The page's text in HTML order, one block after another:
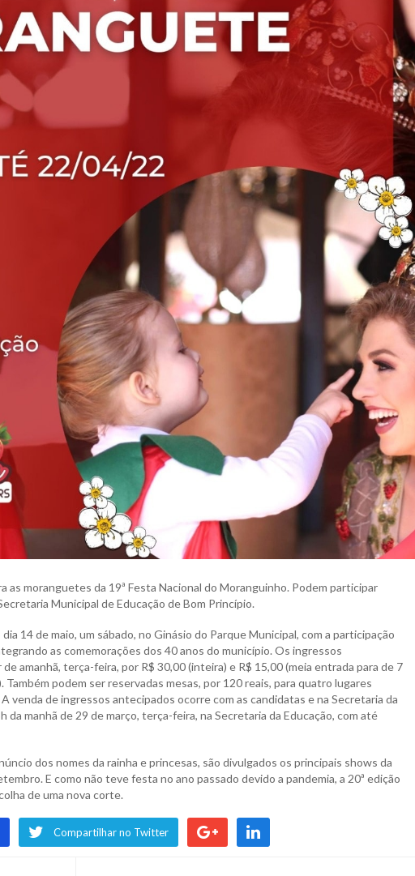
as moranguetes da 19ª Festa Nacional do Moranguinho. Podem participar
Municipal de Educação de Bom Princípio.
14 de maio, um sábado, no Ginásio do Parque Municipal, com a participação
as comemorações dos 40 anos do município. Os ingressos
amanhã, terça-feira, por R$ 30,00 (inteira) e R$ 15,00 (meia entrada para de 7
podem ser reservadas mesas, por 120 reais, para quatro lugares
venda de ingressos antecipados ocorre com as candidatas e na Secretaria da
da manhã de 29 de março, terça-feira, na Secretaria da Educação, com até
dos nomes da rainha e princesas, são divulgados os principais shows da
E como não teve festa no ano passado devido a pandemia, a 20ª edição
de uma nova corte.
Compartilhar no Twitter